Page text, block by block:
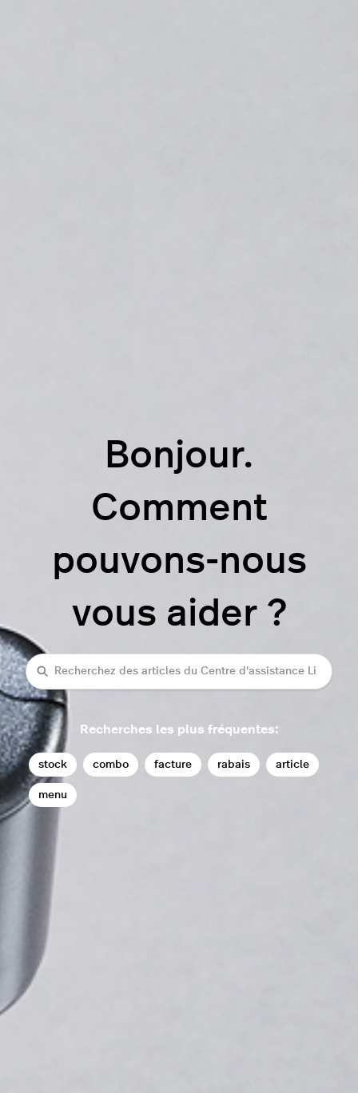
Bonjour.
Comment
pouvons-nous
vous aider ?
rechercher
Recherches les plus fréquentes:
stock combo facture rabais article
menu